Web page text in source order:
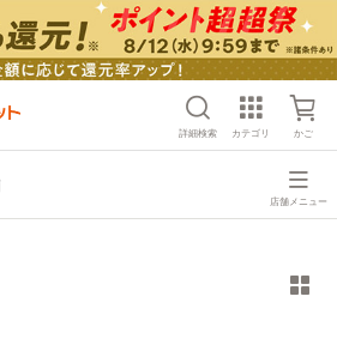
詳細検索 カテゴリ かご
店舗メニュー